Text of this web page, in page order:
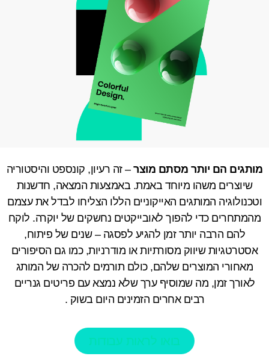
מותגים הם יותר מסתם מוצר– זה רעיון, קונספט והיסטוריה
שיוצרים משהו מיוחד באמת. באמצעות המצאה, חדשנות
וטכנולוגיה המותגים האייקוניים הללו הצליחו לבדל את עצמם
מהמתחרים כדי להפוך לאובייקטים נחשקים של יוקרה. לוקח
להם הרבה יותר זמן להגיע לפסגה – שנים של פיתוח,
אסטרטגיות שיווק מסורתיות או מודרניות, כמו גם הסיפורים
מאחורי המוצרים שלהם, כולם תורמים להכרה של המותג
לאורך זמן, מה שמוסיף ערך שלא נמצא עם פריטים גנריים
רבים אחרים הזמינים היום בשוק .
בואו לראות עבודות